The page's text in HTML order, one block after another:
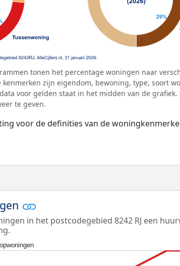
tonen het percentage woningen naar
zijn eigendom, bewoning, type, soort
voor gelden staat in het midden van de grafiek.
te geven.
voor de definities van de
in het postcodegebied 8242 RJ een